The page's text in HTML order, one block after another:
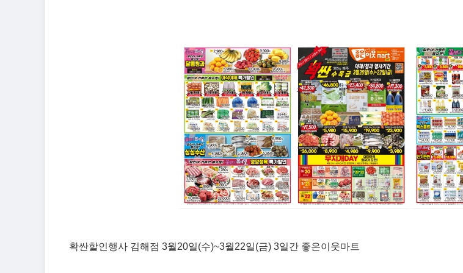
확싼할인행사 김해점 3월20일(수)~3월22일(금) 3일간 좋은이웃마트